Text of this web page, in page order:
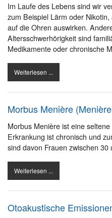
Im Laufe des Lebens sind wir
zum Beispiel Lärm oder
auf die Ohren auswirken.
Altersschwerhörigkeit sind
Medikamente oder chronische
Weiterlesen ...
Morbus Menière
Morbus Menière ist eine
Erkrankung ist chronisch und
sind davon Frauen zwischen
Weiterlesen ...
Otoakustische